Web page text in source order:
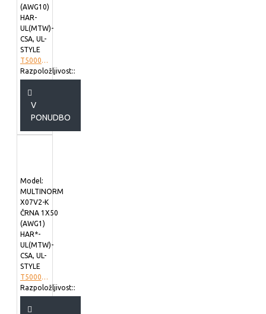
(AWG10)
HAR-
UL(MTW)-
CSA, UL-
STYLE
T5000670
Razpoložljivost::
V
PONUDBO
Model:
MULTINORM
X07V2-K
ČRNA 1X50
(AWG1)
HAR*-
UL(MTW)-
CSA, UL-
STYLE
T5000973
Razpoložljivost::